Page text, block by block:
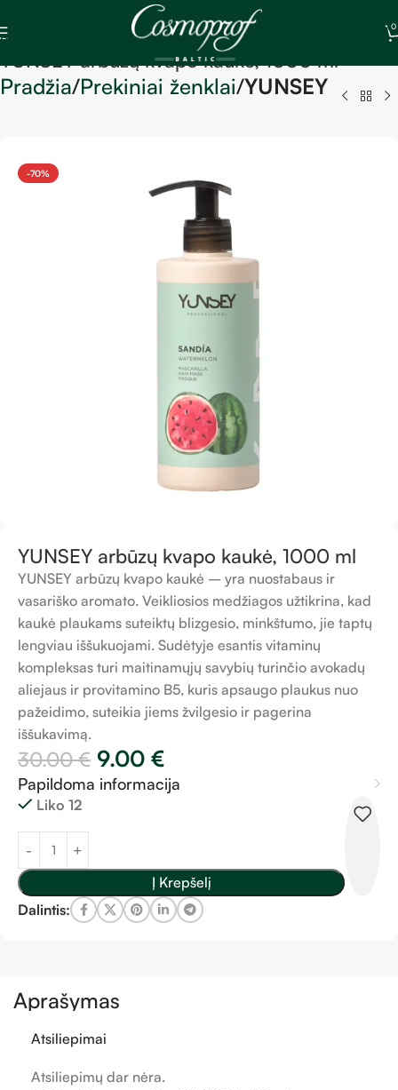
Skip to main content
0
YUNSEY arbūzų kvapo kaukė, 1000 ml
Pradžia Prekiniai ženklai YUNSEY
-70%
YUNSEY arbūzų kvapo kaukė, 1000 ml
YUNSEY arbūzų kvapo kaukė – yra nuostabaus ir
vasariško aromato. Veikliosios medžiagos užtikrina, kad
kaukė plaukams suteiktų blizgesio, minkštumo, jie taptų
lengviau iššukuojami. Sudėtyje esantis vitaminų
kompleksas turi maitinamųjų savybių turinčio avokadų
aliejaus ir provitamino B5, kuris apsaugo plaukus nuo
pažeidimo, suteikia jiems žvilgesio ir pagerina
iššukavimą.
30.00€ 9.00 €
Papildoma informacija
Liko 12
Į Krepšelį
Dalintis:
Aprašymas
Atsiliepimai
Atsiliepimų dar nėra.